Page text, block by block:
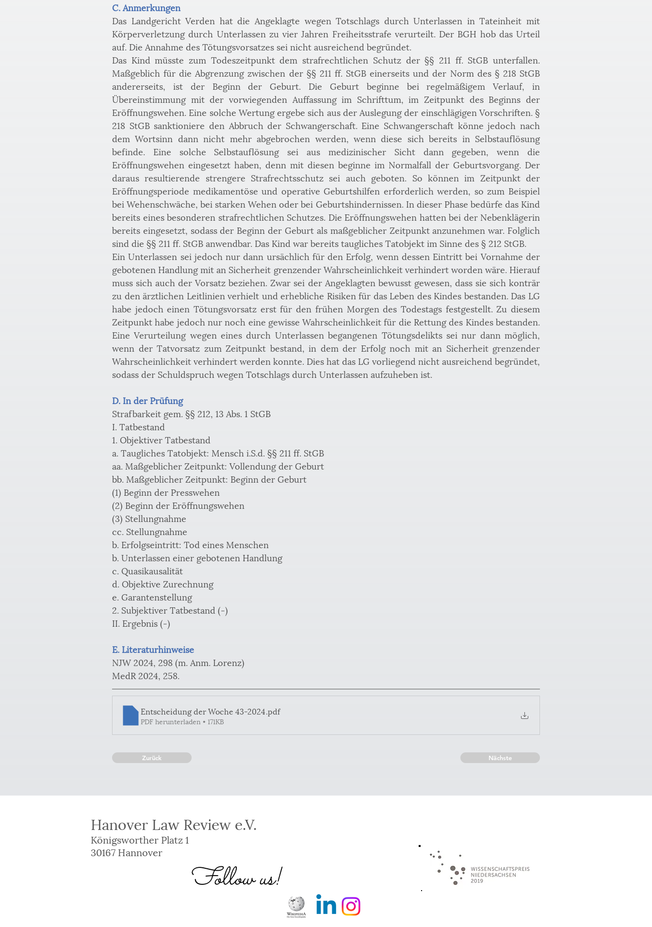
C. Anmerkungen
Das Landgericht Verden hat die Angeklagte wegen Totschlags durch Unterlassen in Tateinheit mit
Körperverletzung durch Unterlassen zu vier Jahren Freiheitsstrafe verurteilt. Der BGH hob das Urteil
auf. Die Annahme des Tötungsvorsatzes sei nicht ausreichend begründet.
Das Kind müsste zum Todeszeitpunkt dem strafrechtlichen Schutz der §§ 211 ff. StGB unterfallen.
Maßgeblich für die Abgrenzung zwischen der §§ 211 ff. StGB einerseits und der Norm des § 218 StGB
andererseits, ist der Beginn der Geburt. Die Geburt beginne bei regelmäßigem Verlauf, in
Übereinstimmung mit der vorwiegenden Auffassung im Schrifttum, im Zeitpunkt des Beginns der
Eröffnungswehen. Eine solche Wertung ergebe sich aus der Auslegung der einschlägigen Vorschriften. §
218 StGB sanktioniere den Abbruch der Schwangerschaft. Eine Schwangerschaft könne jedoch nach
dem Wortsinn dann nicht mehr abgebrochen werden, wenn diese sich bereits in Selbstauflösung
befinde. Eine solche Selbstauflösung sei aus medizinischer Sicht dann gegeben, wenn die
Eröffnungswehen eingesetzt haben, denn mit diesen beginne im Normalfall der Geburtsvorgang. Der
daraus resultierende strengere Strafrechtsschutz sei auch geboten. So können im Zeitpunkt der
Eröffnungsperiode medikamentöse und operative Geburtshilfen erforderlich werden, so zum Beispiel
bei Wehenschwäche, bei starken Wehen oder bei Geburtshindernissen. In dieser Phase bedürfe das Kind
bereits eines besonderen strafrechtlichen Schutzes. Die Eröffnungswehen hatten bei der Nebenklägerin
bereits eingesetzt, sodass der Beginn der Geburt als maßgeblicher Zeitpunkt anzunehmen war. Folglich
sind die §§ 211 ff. StGB anwendbar. Das Kind war bereits taugliches Tatobjekt im Sinne des § 212 StGB.
Ein Unterlassen sei jedoch nur dann ursächlich für den Erfolg, wenn dessen Eintritt bei Vornahme der
gebotenen Handlung mit an Sicherheit grenzender Wahrscheinlichkeit verhindert worden wäre. Hierauf
muss sich auch der Vorsatz beziehen. Zwar sei der Angeklagten bewusst gewesen, dass sie sich konträr
zu den ärztlichen Leitlinien verhielt und erhebliche Risiken für das Leben des Kindes bestanden. Das LG
habe jedoch einen Tötungsvorsatz erst für den frühen Morgen des Todestags festgestellt. Zu diesem
Zeitpunkt habe jedoch nur noch eine gewisse Wahrscheinlichkeit für die Rettung des Kindes bestanden.
Eine Verurteilung wegen eines durch Unterlassen begangenen Tötungsdelikts sei nur dann möglich,
wenn der Tatvorsatz zum Zeitpunkt bestand, in dem der Erfolg noch mit an Sicherheit grenzender
Wahrscheinlichkeit verhindert werden konnte. Dies hat das LG vorliegend nicht ausreichend begründet,
sodass der Schuldspruch wegen Totschlags durch Unterlassen aufzuheben ist.
D. In der Prüfung
Strafbarkeit gem. §§ 212, 13 Abs. 1 StGB
I. Tatbestand
1. Objektiver Tatbestand
a. Taugliches Tatobjekt: Mensch i.S.d. §§ 211 ff. StGB
aa. Maßgeblicher Zeitpunkt: Vollendung der Geburt
bb. Maßgeblicher Zeitpunkt: Beginn der Geburt
(1) Beginn der Presswehen
(2) Beginn der Eröffnungswehen
(3) Stellungnahme
cc. Stellungnahme
b. Erfolgseintritt: Tod eines Menschen
b. Unterlassen einer gebotenen Handlung
c. Quasikausalität
d. Objektive Zurechnung
e. Garantenstellung
2. Subjektiver Tatbestand (-)
II. Ergebnis (-)
E. Literaturhinweise
NJW 2024, 298 (m. Anm. Lorenz)
MedR 2024, 258.
Entscheidung der Woche 43-2024.pdf
PDF herunterladen • 171KB
Zurück Nächste
Hanover Law Review e.V.
Königsworther Platz 1
30167 Hannover
Follow us!